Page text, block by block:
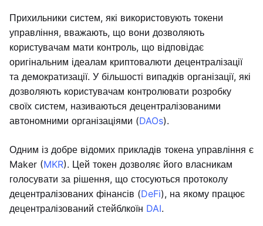
Прихильники систем, які використовують токени
управління, вважають, що вони дозволяють
користувачам мати контроль, що відповідає
оригінальним ідеалам криптовалюти децентралізації
та демократизації. У більшості випадків організації, які
дозволяють користувачам контролювати розробку
своїх систем, називаються децентралізованими
автономними організаціями (DAOs).
Одним із добре відомих прикладів токена управління є
Maker (MKR). Цей токен дозволяє його власникам
голосувати за рішення, що стосуються протоколу
децентралізованих фінансів (DeFi), на якому працює
децентралізований стейблкоїн DAI.